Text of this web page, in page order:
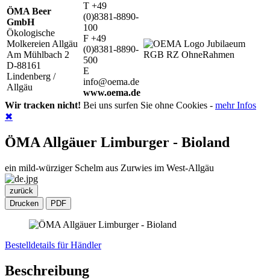
ÖMA Beer
GmbH
Ökologische
Molkereien Allgäu
Am Mühlbach 2
D-88161
Lindenberg /
Allgäu
T +49
(0)8381-8890-
100
F +49
(0)8381-8890-
500
E
info@oema.de
www.oema.de
Wir tracken nicht! Bei uns surfen Sie ohne Cookies - mehr Infos
✖
ÖMA Allgäuer Limburger - Bioland
ein mild-würziger Schelm aus Zurwies im West-Allgäu
zurück
Drucken
PDF
Bestelldetails für Händler
Beschreibung